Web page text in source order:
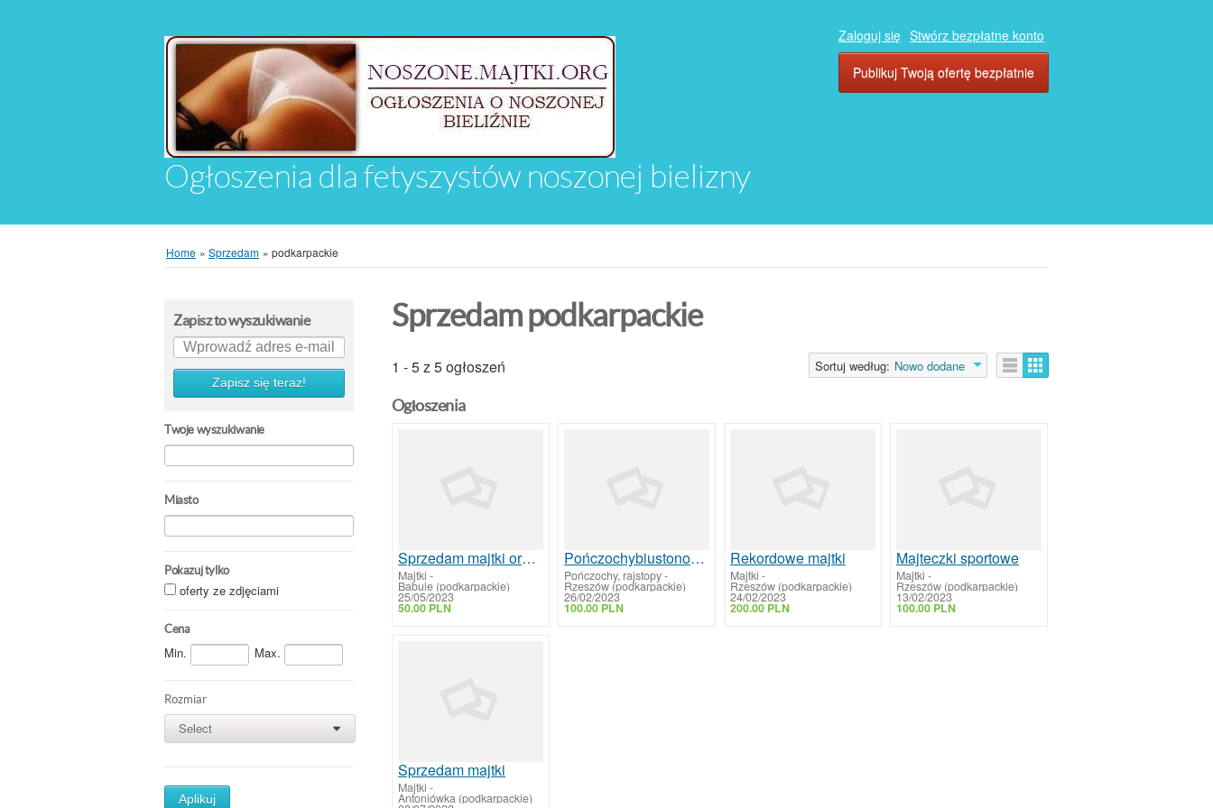
Ogłoszenia dla fetyszystów noszonej bielizny
Zaloguj się Stwórz bezpłatne konto
Publikuj Twoją ofertę bezpłatnie
Home » Sprzedam » podkarpackie
Zapisz to wyszukiwanie
Zapisz się teraz!
Twoje wyszukiwanie
Miasto
Pokazuj tylko
oferty ze zdjęciami
Cena
Min. Max.
Rozmiar
Select 0
Aplikuj
Sprzedam podkarpackie
1 - 5 z 5 ogłoszeń Sortuj według: Nowo dodane
Ogłoszenia
Sprzedam majtki oraz skarpetki
Majtki -
Babule (podkarpackie)
25/05/2023
50.00 PLN
Pończochybiustonosze
Pończochy, rajstopy-
Rzeszów (podkarpackie)
26/02/2023
100.00 PLN
Rekordowe majtki
Majtki -
Rzeszów (podkarpackie)
24/02/2023
200.00 PLN
Majteczki sportowe
Majtki -
Rzeszów (podkarpackie)
13/02/2023
100.00 PLN
Sprzedam majtki
Majtki -
Antoniówka (podkarpackie)